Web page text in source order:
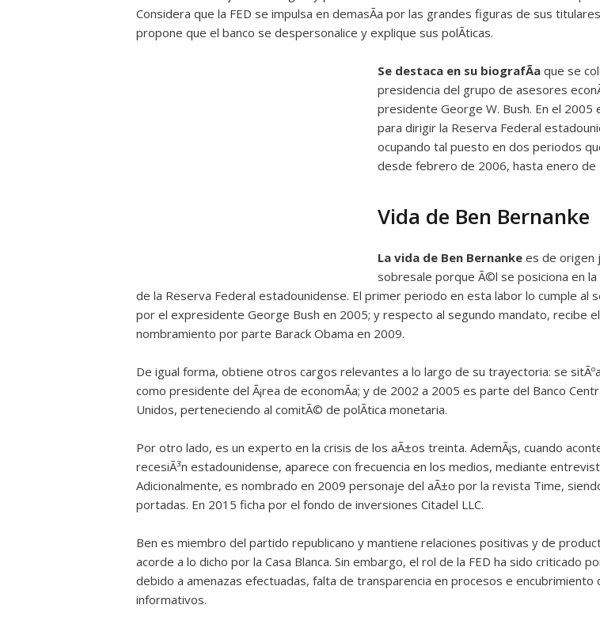
Considera que la FED se impulsa en demasÃ­a por las grandes figuras de sus
propone que el banco se despersonalice y explique sus polÃ­ticas.
Se destaca en su biografÃ­a que se
presidencia del grupo de asesores
presidente George W. Bush. En el 2005
para dirigir la Reserva Federal
ocupando tal puesto en dos periodos
desde febrero de 2006, hasta enero de
Vida de Ben Bernanke
La vida de Ben Bernanke es de origen
sobresale porque Ã©l se posiciona en la
de la Reserva Federal estadounidense. El primer periodo en esta labor lo cumple al
por el expresidente George Bush en 2005; y respecto al segundo mandato, recibe el
nombramiento por parte Barack Obama en 2009.
De igual forma, obtiene otros cargos relevantes a lo largo de su trayectoria: se
como presidente del Ã¡rea de economÃ­a; y de 2002 a 2005 es parte del Banco
Unidos, perteneciendo al comitÃ© de polÃ­tica monetaria.
Por otro lado, es un experto en la crisis de los aÃ±os treinta. AdemÃ¡s, cuando
recesiÃ³n estadounidense, aparece con frecuencia en los medios, mediante
Adicionalmente, es nombrado en 2009 personaje del aÃ±o por la revista Time,
portadas. En 2015 ficha por el fondo de inversiones Citadel LLC.
Ben es miembro del partido republicano y mantiene relaciones positivas y de
acorde a lo dicho por la Casa Blanca. Sin embargo, el rol de la FED ha sido criticado
debido a amenazas efectuadas, falta de transparencia en procesos e encubrimiento
informativos.